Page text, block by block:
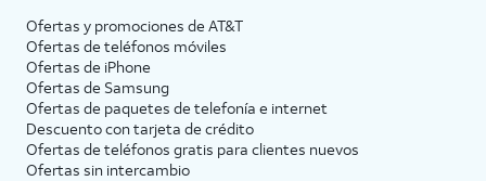
Ofertas y promociones de AT&T
Ofertas de teléfonos móviles
Ofertas de iPhone
Ofertas de Samsung
Ofertas de paquetes de telefonía e internet
Descuento con tarjeta de crédito
Ofertas de teléfonos gratis para clientes nuevos
Ofertas sin intercambio